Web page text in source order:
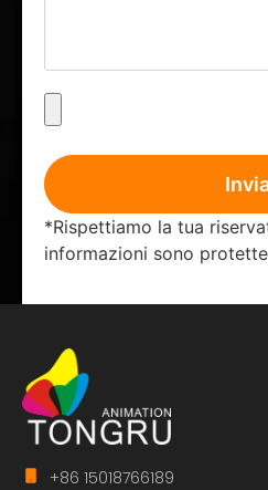
*Rispettiamo la tua
informazioni sono
+86 15018766189